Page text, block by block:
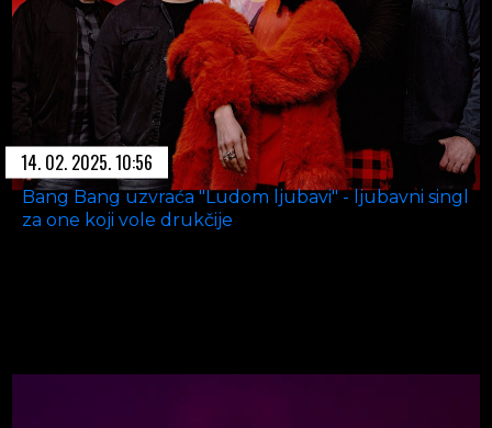
14. 02. 2025. 10:56
Bang Bang uzvraća "Ludom ljubavi" - ljubavni singl
za one koji vole drukčije